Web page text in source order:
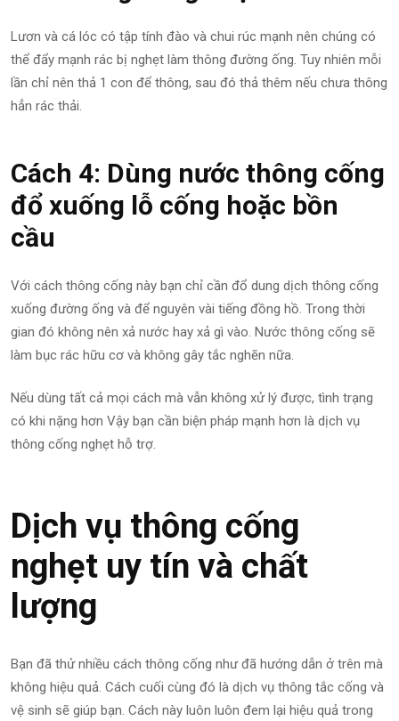
Lươn và cá lóc có tập tính đào và chui rúc mạnh nên chúng có
thể đẩy mạnh rác bị nghẹt làm thông đường ống. Tuy nhiên mỗi
lần chỉ nên thả 1 con để thông, sau đó thả thêm nếu chưa thông
hẳn rác thải.
Cách 4: Dùng nước thông cống
đổ xuống lỗ cống hoặc bồn
cầu
Với cách thông cống này bạn chỉ cần đổ dung dịch thông cống
xuống đường ống và để nguyên vài tiếng đồng hồ. Trong thời
gian đó không nên xả nước hay xả gì vào. Nước thông cống sẽ
làm bục rác hữu cơ và không gây tắc nghẽn nữa.
Nếu dùng tất cả mọi cách mà vẫn không xử lý được, tình trạng
có khi nặng hơn Vậy bạn cần biện pháp mạnh hơn là dịch vụ
thông cống nghẹt hỗ trợ.
Dịch vụ thông cống
nghẹt uy tín và chất
lượng
Bạn đã thử nhiều cách thông cống như đã hướng dẫn ở trên mà
không hiệu quả. Cách cuối cùng đó là dịch vụ thông tắc cống và
vệ sinh sẽ giúp bạn. Cách này luôn luôn đem lại hiệu quả trong